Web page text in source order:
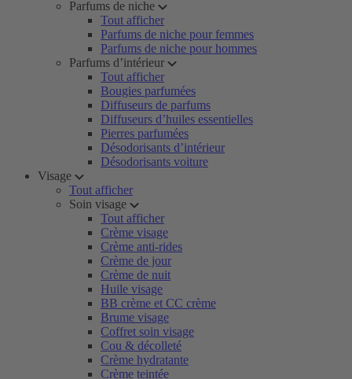
Parfums de niche
Tout afficher
Parfums de niche pour femmes
Parfums de niche pour hommes
Parfums d’intérieur
Tout afficher
Bougies parfumées
Diffuseurs de parfums
Diffuseurs d’huiles essentielles
Pierres parfumées
Désodorisants d’intérieur
Désodorisants voiture
Visage
Tout afficher
Soin visage
Tout afficher
Crème visage
Crème anti-rides
Crème de jour
Crème de nuit
Huile visage
BB crème et CC crème
Brume visage
Coffret soin visage
Cou & décolleté
Crème hydratante
Crème teintée